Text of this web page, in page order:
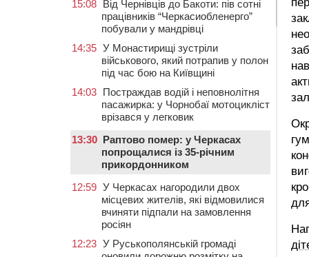
15:08 Від Чернівців до Бакоти: пів сотні
працівників “Черкасиобленерго”
побували у мандрівці
14:35 У Монастирищі зустріли
військового, який потрапив у полон
під час бою на Київщині
14:03 Постраждав водій і неповнолітня
пасажирка: у Чорнобаї мотоцикліст
врізався у легковик
13:30 Раптово помер: у Черкасах
попрощалися із 35-річним
прикордонником
12:59 У Черкасах нагородили двох
місцевих жителів, які відмовилися
вчиняти підпали на замовлення
росіян
12:23 У Руськополянській громаді